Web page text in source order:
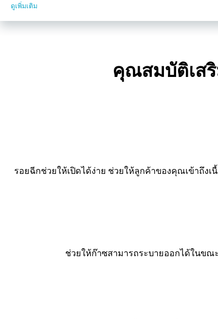
ดูเพิ่มเติม
คุณสมบัติเสริ
รอยฉีกช่วยให้เปิดได้ง่าย ช่วยให้ลูกค้าของคุณเข้าถึง
ช่วยให้ก๊าซสามารถระบายออกได้ในขณ